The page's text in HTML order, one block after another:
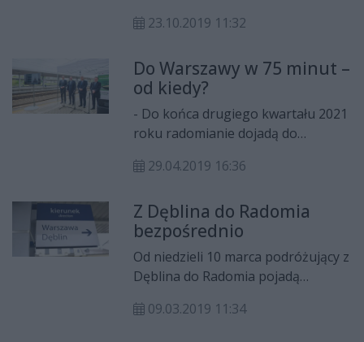
Na miejscu zdarzenia został
23.10.2019 11:32
Do Warszawy w 75 minut –
od kiedy?
- Do końca drugiego kwartału 2021
roku radomianie dojadą do
zapowiedział Ireneusz Merchel,
w najbliższym czasie na radomskim
dworcu mają pojawić się długo
wyczekiwane wyświetlacze.
Planowana jest również budowa
peronu Radom-Wschód oraz
modernizacja linii kolejowej do
29.04.2019 16:36
Z Dęblina do Radomia
bezpośrednio
Od niedzieli 10 marca podróżujący z
Dęblina do Radomia pojadą
musieli – jak dotąd – korzystać z
09.03.2019 11:34